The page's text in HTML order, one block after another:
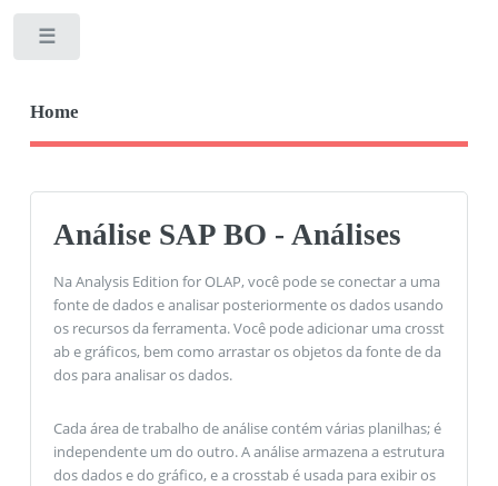
Home
Análise SAP BO - Análises
Na Analysis Edition for OLAP, você pode se conectar a uma
fonte de dados e analisar posteriormente os dados usando
os recursos da ferramenta. Você pode adicionar uma crosst
ab e gráficos, bem como arrastar os objetos da fonte de da
dos para analisar os dados.
Cada área de trabalho de análise contém várias planilhas; é
independente um do outro. A análise armazena a estrutura
dos dados e do gráfico, e a crosstab é usada para exibir os